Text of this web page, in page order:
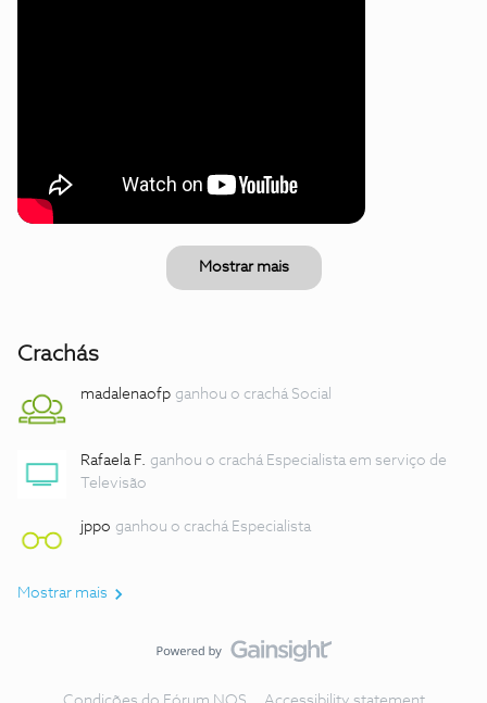
Mostrar mais
Crachás
madalenaofp ganhou o crachá Social
Rafaela F. ganhou o crachá Especialista em serviço de
Televisão
jppo ganhou o crachá Especialista
Mostrar mais